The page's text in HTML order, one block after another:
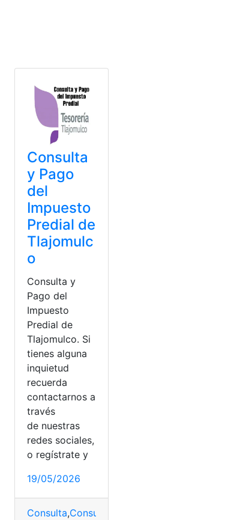
Consulta
y Pago
del
Impuesto
Predial de
Tlajomulc
o
Consulta y
Pago del
Impuesto
Predial de
Tlajomulco. Si
tienes alguna
inquietud
recuerda
contactarnos a
través
de nuestras
redes sociales,
o regístrate y
19/05/2026
Consulta,Consulta online